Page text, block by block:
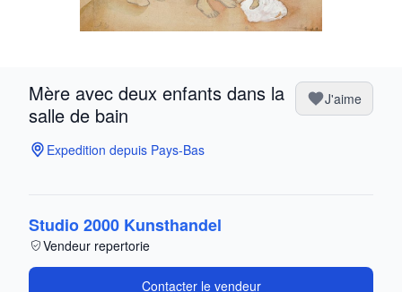
Mère avec deux enfants dans la
salle de bain
J'aime
Expedition depuis Pays-Bas
Studio 2000 Kunsthandel
Vendeur repertorie
Contacter le vendeur